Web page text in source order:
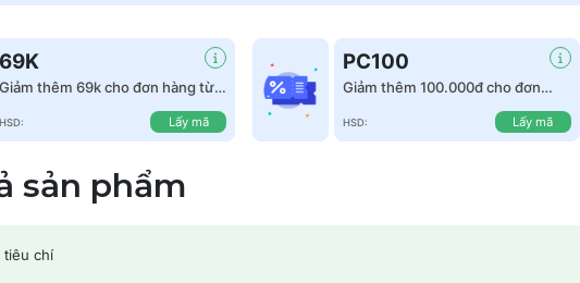
69K
Giảm thêm 69k cho đơn hàng từ
HSD: Lấy mã
PC100
Giảm thêm 100.000đ cho đơn
HSD: Lấy mã
sản phẩm
tiêu chí